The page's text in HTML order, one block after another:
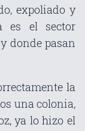
expoliado y
es el sector
donde pasan
la
una colonia,
ya lo hizo el